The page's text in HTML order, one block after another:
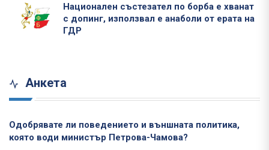
Национален състезател по борба е хванат
с допинг, използвал е анаболи от ерата на
ГДР
Анкета
Одобрявате ли поведението и външната политика,
която води министър Петрова-Чамова?